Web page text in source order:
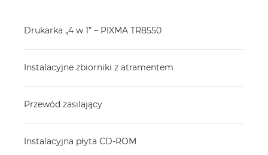
Drukarka „4 w 1” – PIXMA TR8550
Instalacyjne zbiorniki z atramentem
Przewód zasilający
Instalacyjna płyta CD-ROM